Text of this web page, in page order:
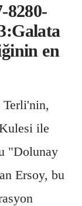
en
ile
"Dolunay
Ersoy, bu